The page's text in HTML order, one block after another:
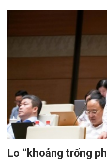
Lo “khoảng trống